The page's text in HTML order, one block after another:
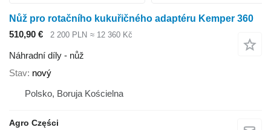
Nůž pro rotačního kukuřičného adaptéru Kemper 360
510,90 €
2 200 PLN ≈ 12 360 Kč
Náhradní díly - nůž
Stav nový
Polsko, Boruja Kościelna
Agro Części